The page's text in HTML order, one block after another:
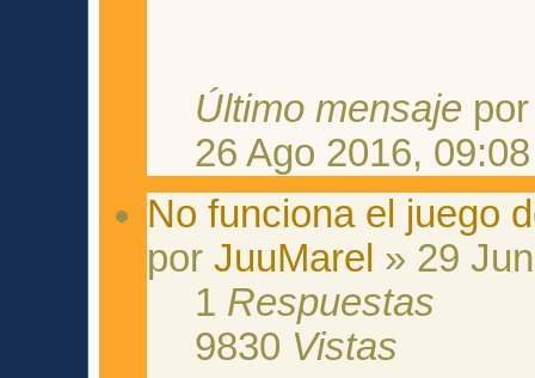
Último mensaje
26 Ago 2016, 09:08
No funciona el juego
porJuuMarel » 29
1 Respuestas
9830 Vistas